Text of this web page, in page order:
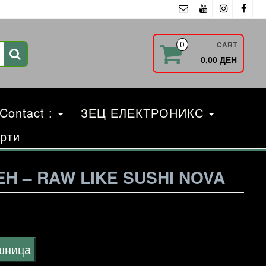
0 CART
0,00 ДЕН
:
ЗЕЦ ЕЛЕКТРОНИКС
– RAW LIKE SUSHI NOVA